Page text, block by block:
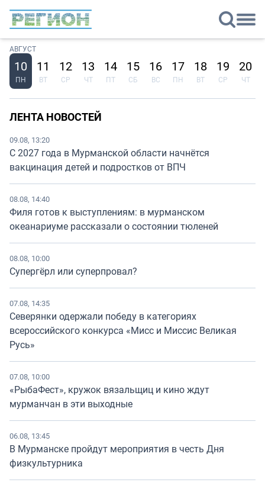
АВГУСТ
10
ПН
11
ВТ
12
СР
13
ЧТ
14
ПТ
15
СБ
16
ВС
17
ПН
18
ВТ
19
СР
20
ЧТ
ЛЕНТА НОВОСТЕЙ
09.08, 13:20
С 2027 года в Мурманской области начнётся
вакцинация детей и подростков от ВПЧ
08.08, 14:40
Филя готов к выступлениям: в мурманском
океанариуме рассказали о состоянии тюленей
08.08, 10:00
Супергёрл или суперпровал?
07.08, 14:35
Северянки одержали победу в категориях
всероссийского конкурса «Мисс и Миссис Великая
Русь»
07.08, 10:00
«РыбаФест», кружок вязальщиц и кино ждут
мурманчан в эти выходные
06.08, 13:45
В Мурманске пройдут мероприятия в честь Дня
физкультурника